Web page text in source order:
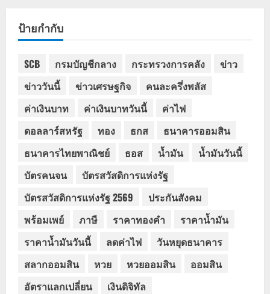
ป้ายกำกับ
SCB กรมบัญชีกลาง กระทรวงการคลัง
ข่าว
ข่าววันนี้
ข่าวเศรษฐกิจ
คนละครึ่งพลัส
ค่าเงินบาท
ค่าเงินบาทวันนี้
ค่าไฟ
ดอลลาร์สหรัฐ
ทอง ธกส
ธนาคารออมสิน
ธนาคารไทยพาณิชย์
ธอส น้ำมัน
น้ำมันวันนี้
บัตรคนจน
บัตรสวัสดิการแห่งรัฐ
บัตรสวัสดิการแห่งรัฐ 2569
ประกันสังคม
พร้อมเพย์
ภาษี ราคาทองคำ
ราคาน้ำมัน
ราคาน้ำมันวันนี้
ลดค่าไฟ
วันหยุดธนาคาร
สลากออมสิน
หวย หวยออมสิน
ออมสิน
อัตราแลกเปลี่ยน
เงินดิจิทัล